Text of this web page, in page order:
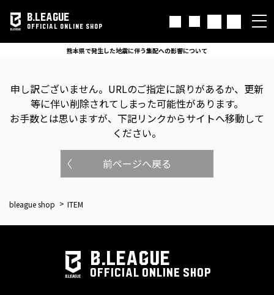
B.LEAGUE
OFFICIAL ONLINE SHOP
熊本県で発生した地震に伴う集配への影響について
申し訳ございません。 URLのご指定に誤りがあるか、更新
等に伴い削除されてしまった可能性があります。
お手数とは思いますが、下記リンクからサイトへ移動して
ください。
前ページへ戻る
bleague shop ITEM
B.LEAGUE
OFFICIAL ONLINE SHOP